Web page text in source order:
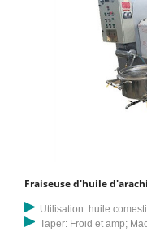
Fraiseuse d'huile
Utilisation: huile
Taper: Froid et amp;